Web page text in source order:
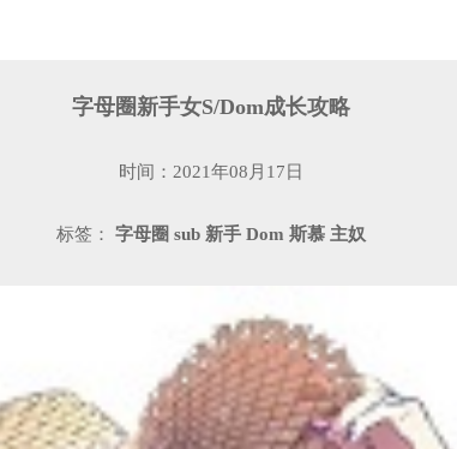
字母圈新手女S/Dom成长攻略
时间：2021年08月17日
标签： 字母圈 sub 新手 Dom 斯慕 主奴